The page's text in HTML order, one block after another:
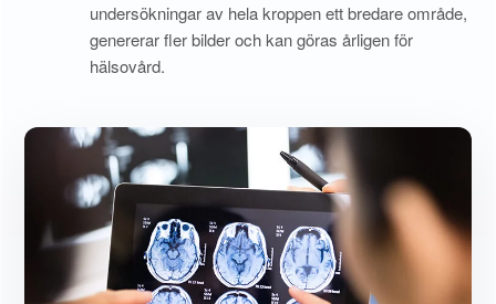
undersökningar av hela kroppen ett bredare område,
genererar fler bilder och kan göras årligen för
hälsovård.